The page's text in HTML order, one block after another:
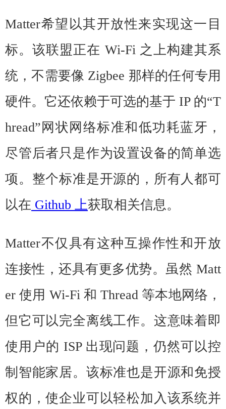
Matter希望以其开放性来实现这一目
标。该联盟正在 Wi-Fi 之上构建其系
统，不需要像 Zigbee 那样的任何专用
硬件。它还依赖于可选的基于 IP 的“T
hread”网状网络标准和低功耗蓝牙，
尽管后者只是作为设置设备的简单选
项。整个标准是开源的，所有人都可
以在 Github 上获取相关信息。
Matter不仅具有这种互操作性和开放
连接性，还具有更多优势。虽然 Matt
er 使用 Wi-Fi 和 Thread 等本地网络，
但它可以完全离线工作。这意味着即
使用户的 ISP 出现问题，仍然可以控
制智能家居。该标准也是开源和免授
权的，使企业可以轻松加入该系统并